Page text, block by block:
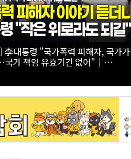
토리] '도초도 소년에서 국회의원까
의원의 단짠단짠 인생사 | 1부 ' 인